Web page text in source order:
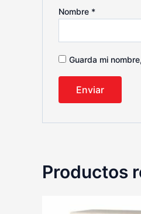
Nombre *
Guarda mi
Productos